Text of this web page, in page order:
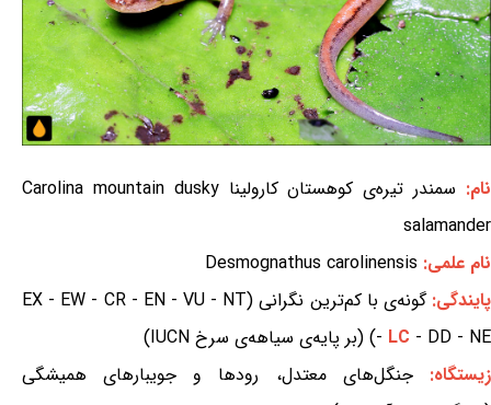
نام:
سمندر تیره‌ی کوهستان کارولینا Carolina mountain dusky
salamander
نام علمی: Desmognathus carolinensis
پایندگی:
گونه‌ی با کم‌ترین نگرانی (EX - EW - CR - EN - VU - NT
- LC - DD - NE) (بر پایه‌ی سیاهه‌ی سرخ IUCN)
زیستگاه:جنگل‌های معتدل، رودها و جویبارهای همیشگی